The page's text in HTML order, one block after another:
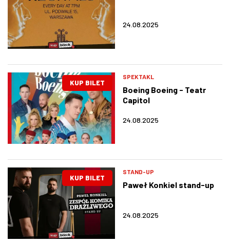
24.08.2025
KUP BILET
SPEKTAKL
Boeing Boeing - Teatr
Capitol
24.08.2025
KUP BILET
STAND-UP
Paweł Konkiel stand-up
24.08.2025